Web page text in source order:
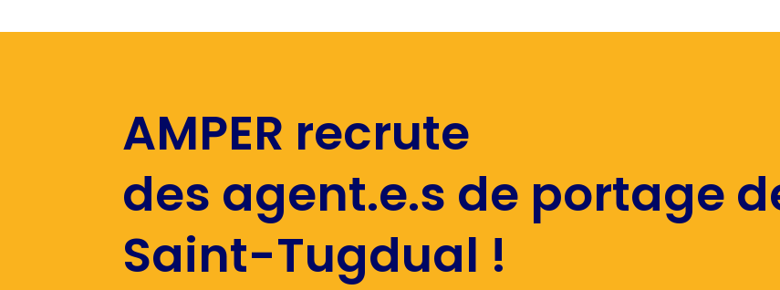
AMPER recrute
des agent.e.s de portage
Saint-Tugdual !